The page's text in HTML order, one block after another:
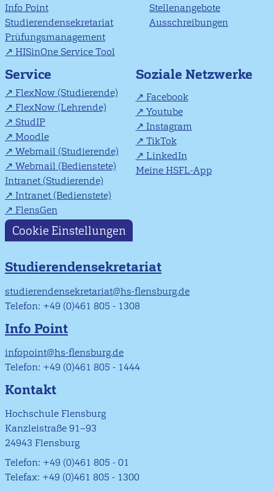
Info Point
Studierendensekretariat
Prüfungsmanagement
HISinOne Service Tool
Stellenangebote
Ausschreibungen
Service
FlexNow (Studierende)
FlexNow (Lehrende)
StudIP
Moodle
Webmail (Studierende)
Webmail (Bedienstete)
Intranet (Studierende)
Intranet (Bedienstete)
FlensGen
Soziale Netzwerke
Facebook
Youtube
Instagram
TikTok
LinkedIn
Meine HSFL-App
Cookie Einstellungen
Studierendensekretariat
studierendensekretariat@hs-flensburg.de
Telefon: +49 (0)461 805 - 1308
Info Point
infopoint@hs-flensburg.de
Telefon: +49 (0)461 805 - 1444
Kontakt
Hochschule Flensburg
Kanzleistraße 91–93
24943 Flensburg
Telefon: +49 (0)461 805 - 01
Telefax: +49 (0)461 805 - 1300